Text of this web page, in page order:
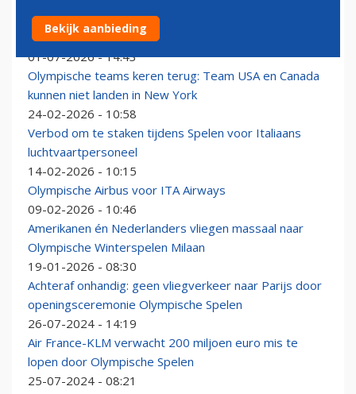
Groningen Airport Eelde wil zich in de kijker spelen
tijdens Olympische Spelen
01-07-2026 - 14:43
Olympische teams keren terug: Team USA en Canada
kunnen niet landen in New York
24-02-2026 - 10:58
Verbod om te staken tijdens Spelen voor Italiaans
luchtvaartpersoneel
14-02-2026 - 10:15
Olympische Airbus voor ITA Airways
09-02-2026 - 10:46
Amerikanen én Nederlanders vliegen massaal naar
Olympische Winterspelen Milaan
19-01-2026 - 08:30
Achteraf onhandig: geen vliegverkeer naar Parijs door
openingsceremonie Olympische Spelen
26-07-2024 - 14:19
Air France-KLM verwacht 200 miljoen euro mis te
lopen door Olympische Spelen
25-07-2024 - 08:21
Bekijk aanbieding